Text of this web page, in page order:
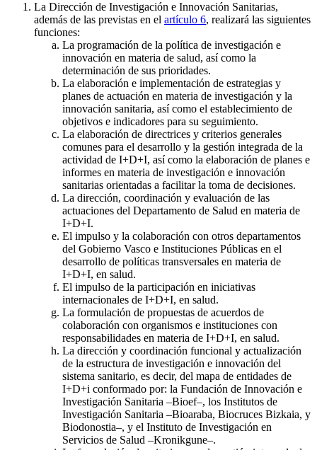
La Dirección de Investigación e Innovación Sanitarias,
además de las previstas en el artículo 6, realizará las siguientes
funciones:
La programación de la política de investigación e
innovación en materia de salud, así como la
determinación de sus prioridades.
La elaboración e implementación de estrategias y
planes de actuación en materia de investigación y la
innovación sanitaria, así como el establecimiento de
objetivos e indicadores para su seguimiento.
La elaboración de directrices y criterios generales
comunes para el desarrollo y la gestión integrada de la
actividad de I+D+I, así como la elaboración de planes e
informes en materia de investigación e innovación
sanitarias orientadas a facilitar la toma de decisiones.
La dirección, coordinación y evaluación de las
actuaciones del Departamento de Salud en materia de
I+D+I.
El impulso y la colaboración con otros departamentos
del Gobierno Vasco e Instituciones Públicas en el
desarrollo de políticas transversales en materia de
I+D+I, en salud.
El impulso de la participación en iniciativas
internacionales de I+D+I, en salud.
La formulación de propuestas de acuerdos de
colaboración con organismos e instituciones con
responsabilidades en materia de I+D+I, en salud.
La dirección y coordinación funcional y actualización
de la estructura de investigación e innovación del
sistema sanitario, es decir, del mapa de entidades de
I+D+i conformado por: la Fundación de Innovación e
Investigación Sanitaria –Bioef–, los Institutos de
Investigación Sanitaria –Bioaraba, Biocruces Bizkaia, y
Biodonostia–, y el Instituto de Investigación en
Servicios de Salud –Kronikgune–.